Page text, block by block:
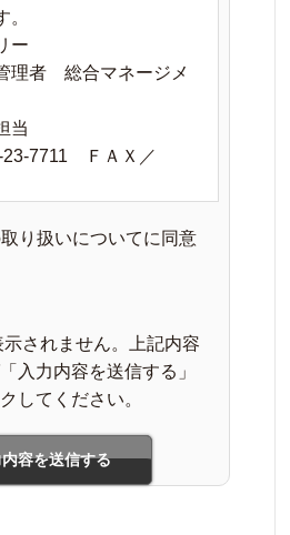
ー
理者 総合マネージメ
当
23-7711 ＦＡＸ／
かりした個人情報は、
容の回答、サービス向
に利用いたします。
かりした個人情報は、
に必要な範囲内で、そ
に委託する場合があり
社の委託先選定基準に
選定し、契約を締結し
り扱いについてに同意
されません。上記内容
入力内容を送信する」
してください。